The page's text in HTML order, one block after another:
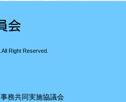
会
Right Reserved.
務共同実施協議会